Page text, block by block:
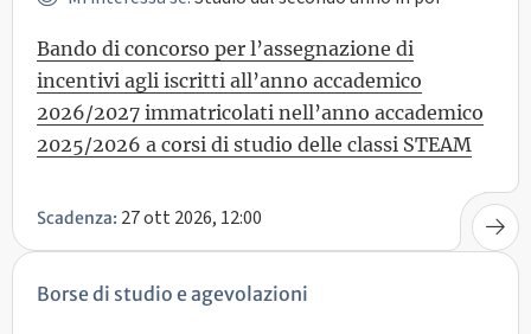
Bando di concorso per l’assegnazione di
incentivi agli iscritti all’anno accademico
2026/2027 immatricolati nell’anno accademico
2025/2026 a corsi di studio delle classi STEAM
Scadenza: 27 ott 2026, 12:00
Borse di studio e agevolazioni